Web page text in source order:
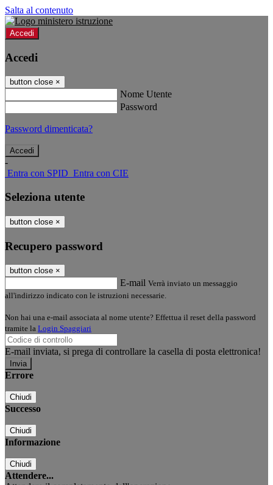
Salta al contenuto
Accedi
Accedi
button close ×
Nome Utente
Password
Password dimenticata?
-
Entra con SPID Entra con CIE
Seleziona utente
button close ×
Recupero password
button close ×
E-mail Verrà inviato un messaggio
all'indirizzo indicato con le istruzioni necessarie.
Non hai una e-mail associata al nome utente? Effettua il reset della password
tramite la Login Spaggiari
E-mail inviata, si prega di controllare la casella di posta elettronica!
Errore
Chiudi
Successo
Chiudi
Informazione
Chiudi
Attendere...